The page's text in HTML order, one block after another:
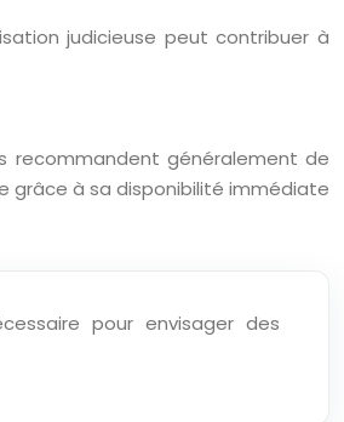
judicieuse peut contribuer à
recommandent généralement de
grâce à sa disponibilité immédiate
pour envisager des